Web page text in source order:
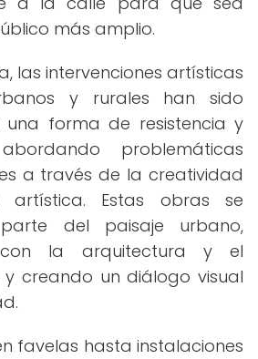
más amplio.
las intervenciones artísticas
y rurales han sido
una forma de resistencia y
problemáticas
a través de la creatividad
Estas obras se
del paisaje urbano,
con la arquitectura y el
creando un diálogo visual
favelas hasta instalaciones